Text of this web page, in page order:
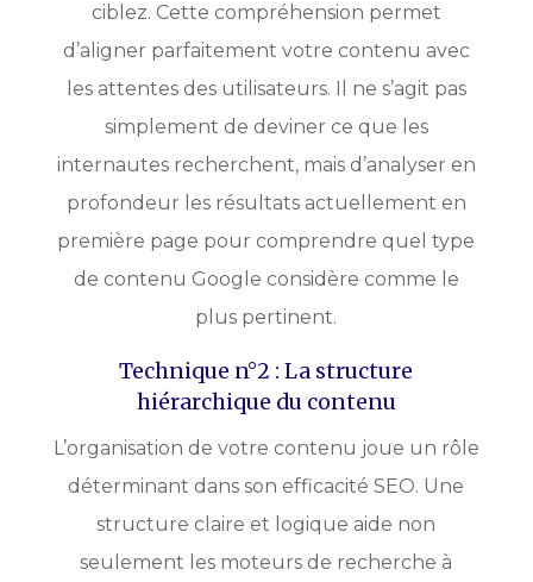
ciblez. Cette compréhension permet
d’aligner parfaitement votre contenu avec
les attentes des utilisateurs. Il ne s’agit pas
simplement de deviner ce que les
internautes recherchent, mais d’analyser en
profondeur les résultats actuellement en
première page pour comprendre quel type
de contenu Google considère comme le
plus pertinent.
Technique n°2 : La structure
hiérarchique du contenu
L’organisation de votre contenu joue un rôle
déterminant dans son efficacité SEO. Une
structure claire et logique aide non
seulement les moteurs de recherche à